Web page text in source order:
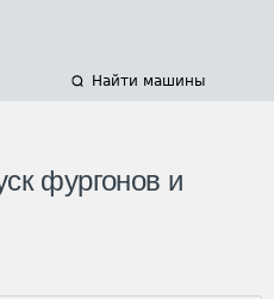
Найти машины
фургонов и